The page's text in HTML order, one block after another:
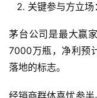
关键参与方立场
茅台公司是最大赢
7000万瓶，净利预
落地的标志。
经销商群体喜忧参